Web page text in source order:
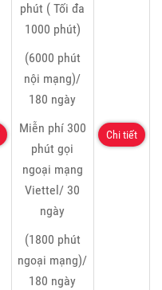
phút ( Tối đa
1000 phút)
(6000 phút
nội mạng)/
180 ngày
Miễn phí 300
phút gọi
ngoại mạng
Viettel/ 30
ngày
(1800 phút
ngoại mạng)/
180 ngày
Chi tiết